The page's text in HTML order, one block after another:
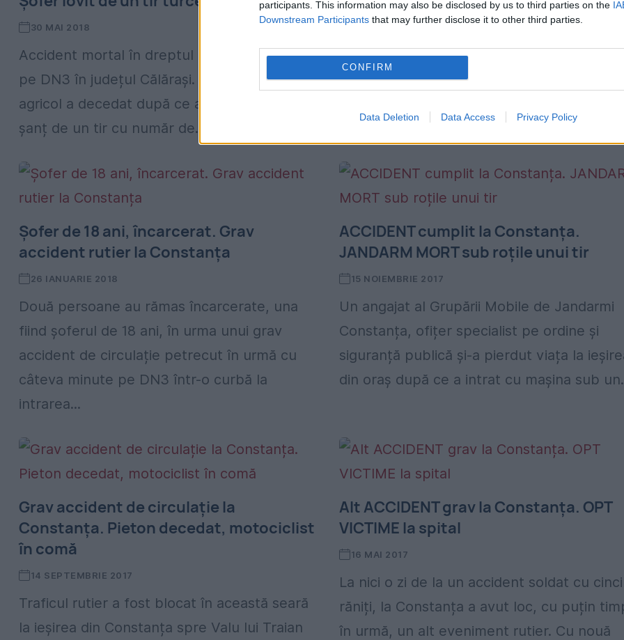
participants. This information may also be disclosed by us to third parties on the
Downstream Participants that may further disclose it to other third parties.
CONFIRM
Data Deletion Data Access Privacy Policy
30 MAI 2018
Accident mortal în dreptul localității Plevna
pe DN3 în județul Călărași. Șoferul unui utilaj
agricol a decedat după ce a fost aruncat în
șanț de un tir cu număr de...
11 APRILIE 2018
Un tânăr de 27 de ani, fiul șefului unui post
de poliție, și-a pierdut viața și alte două
accident în lanț care...
Șofer de 18 ani, încarcerat. Grav
accident rutier la Constanța
26 IANUARIE 2018
Două persoane au rămas încarcerate, una
fiind șoferul de 18 ani, în urma unui grav
accident de circulație petrecut în urmă cu
câteva minute pe DN3 într-o curbă la
intrarea...
ACCIDENT cumplit la Constanța.
JANDARM MORT sub roțile unui tir
15 NOIEMBRIE 2017
Un angajat al Grupării Mobile de Jandarmi
Constanța, ofițer specialist pe ordine și
siguranță publică și-a pierdut viața la
din oraș după ce a intrat cu mașina sub
Grav accident de circulație la
Constanța. Pieton decedat, motociclist
în comă
14 SEPTEMBRIE 2017
Traficul rutier a fost blocat în această seară
la ieșirea din Constanța spre Valu lui Traian
Alt ACCIDENT grav la Constanța. OPT
VICTIME la spital
16 MAI 2017
La nici o zi de la un accident soldat cu cinci
răniți, la Constanța a avut loc, cu puțin
în urmă, un alt eveniment rutier. Cu nouă